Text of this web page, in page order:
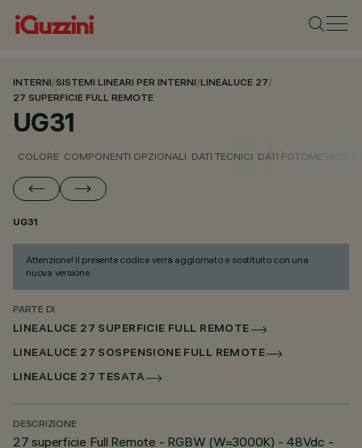
INTERNI/SISTEMI LINEARI PER INTERNI/LINEALUCE 27/
27 SUPERFICIE FULL REMOTE
UG31
COLORE COMPONENTI OPZIONALI DATI TECNICI DATI FOTOMETRICI
UG31
Attenzione! Il presente codice verrà aggiornato e sostituito con una
nuova versione.
PARTE DI
LINEALUCE 27 SUPERFICIE FULL REMOTE
LINEALUCE 27 SOSPENSIONE FULL REMOTE
LINEALUCE 27 TESATA
DESCRIZIONE
27 superficie Full Remote - RGBW (W=3000K) - 48Vdc -